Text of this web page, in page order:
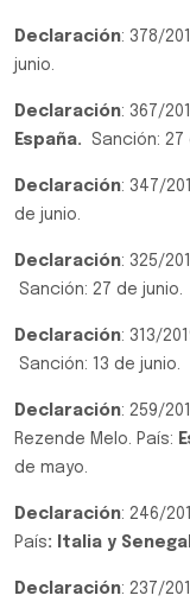
Declaración: 378/
junio.
Declaración: 367/
España. Sanción: 27
Declaración: 347/
de junio.
Declaración: 325/
Sanción: 27 de junio.
Declaración: 313/
Sanción: 13 de junio.
Declaración: 259/
Rezende Melo. País:
de mayo.
Declaración: 246/
País: Italia y
Declaración: 237/